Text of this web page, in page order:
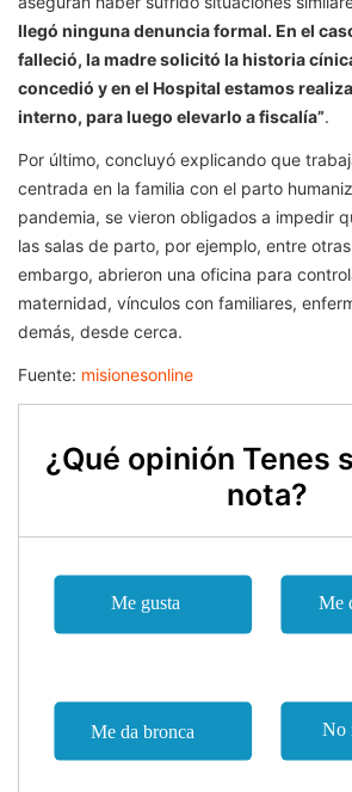
llegó ninguna denuncia formal. En el
falleció, la madre solicitó la historia
concedió y en el Hospital estamos
interno, para luego elevarlo a fiscalía”.
Por último, concluyó explicando que
centrada en la familia con el parto
pandemia, se vieron obligados a impedir
las salas de parto, por ejemplo, entre
embargo, abrieron una oficina para
maternidad, vínculos con familiares,
demás, desde cerca.
Fuente: misionesonline
¿Qué opinión Tenes
nota?